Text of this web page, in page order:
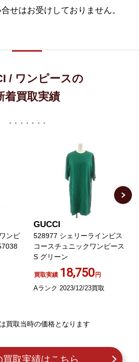
せはお受けしておりません。
/ ワンピースの
着買取実績
ンピ
GUCCI
528977 シェリーラインビス
コースチュニックワンピース
S グリーン
買取実績 18,750円
Aランク 2023/12/23買取
買取当時の価格となります
買取実績はこちら